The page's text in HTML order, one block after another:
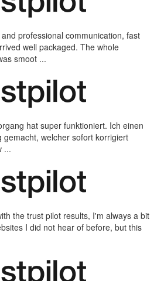
professional communication, fast
well packaged. The whole
smoot ...
hat super funktioniert. Ich einen
gemacht, welcher sofort korrigiert
...
the trust pilot results, I'm always a bit
I did not hear of before, but this